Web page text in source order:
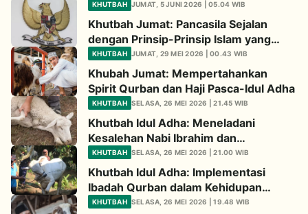
Hijriyah
KHUTBAH JUMAT, 5 JUNI 2026 | 05.04 WIB
Khutbah Jumat: Pancasila Sejalan
dengan Prinsip-Prinsip Islam yang
Luhur
KHUTBAH JUMAT, 29 MEI 2026 | 00.43 WIB
Khubah Jumat: Mempertahankan
Spirit Qurban dan Haji Pasca-Idul Adha
KHUTBAH SELASA, 26 MEI 2026 | 21.45 WIB
Khutbah Idul Adha: Meneladani
Kesalehan Nabi Ibrahim dan
Keluarganya
KHUTBAH SELASA, 26 MEI 2026 | 21.00 WIB
Khutbah Idul Adha: Implementasi
Ibadah Qurban dalam Kehidupan
Bermasyarakat
KHUTBAH SELASA, 26 MEI 2026 | 19.48 WIB